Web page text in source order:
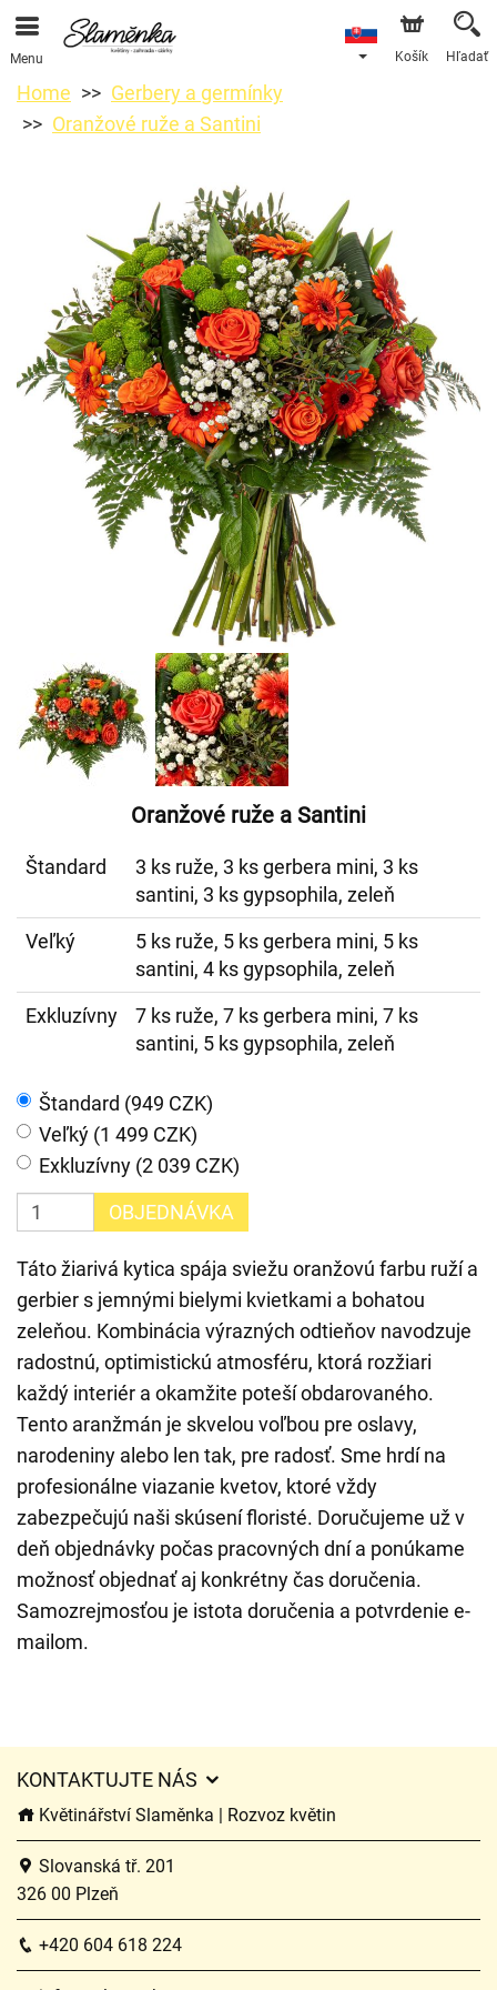
Menu Košík Hľadať
Home
Gerbery a germínky
Oranžové ruže a Santini
Oranžové ruže a Santini
Štandard
3 ks ruže, 3 ks gerbera mini, 3 ks
santini, 3 ks gypsophila, zeleň
Veľký
5 ks ruže, 5 ks gerbera mini, 5 ks
santini, 4 ks gypsophila, zeleň
Exkluzívny
7 ks ruže, 7 ks gerbera mini, 7 ks
santini, 5 ks gypsophila, zeleň
Štandard (949 CZK)
Veľký (1 499 CZK)
Exkluzívny (2 039 CZK)
OBJEDNÁVKA
Táto žiarivá kytica spája sviežu oranžovú farbu ruží a
gerbier s jemnými bielymi kvietkami a bohatou
zeleňou. Kombinácia výrazných odtieňov navodzuje
radostnú, optimistickú atmosféru, ktorá rozžiari
každý interiér a okamžite poteší obdarovaného.
Tento aranžmán je skvelou voľbou pre oslavy,
narodeniny alebo len tak, pre radosť. Sme hrdí na
profesionálne viazanie kvetov, ktoré vždy
zabezpečujú naši skúsení floristé. Doručujeme už v
deň objednávky počas pracovných dní a ponúkame
možnosť objednať aj konkrétny čas doručenia.
Samozrejmosťou je istota doručenia a potvrdenie e-
mailom.
KONTAKTUJTE NÁS
Květinářství Slaměnka | Rozvoz květin
Slovanská tř. 201
326 00 Plzeň
+420 604 618 224